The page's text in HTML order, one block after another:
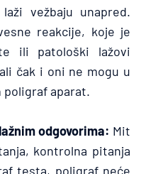
vežbaju unapred.
reakcije, koje je
ili patološki lažovi
čak i oni ne mogu u
aparat.
odgovorima: Mit
kontrolna pitanja
testa, poligraf neće